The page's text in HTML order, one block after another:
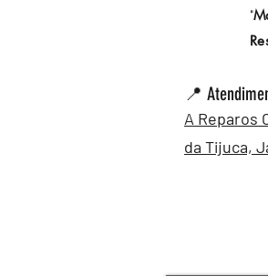
"
📍
A Reparos
da Tijuca,